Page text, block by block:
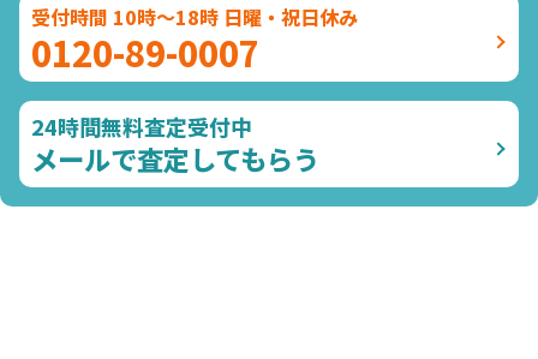
受付時間 10時～18時 日曜・祝日休み
0120-89-0007
24時間無料査定受付中
メールで査定してもらう